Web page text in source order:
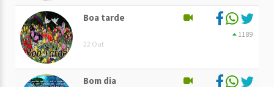
Boa tarde
22 Out
1189
Bom dia